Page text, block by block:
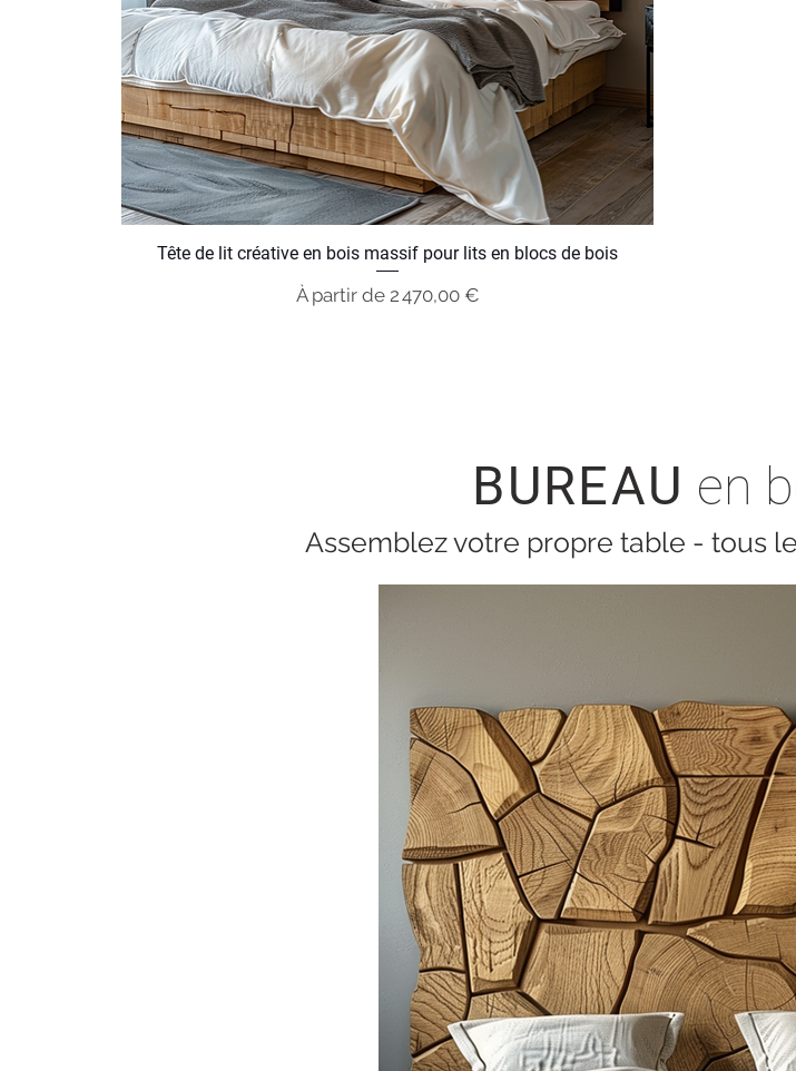
Tête de lit créative en bois massif pour lits en blocs de bois
À partir de 2 470,00 €
Prix promotionnel
BUREAU en
Assemblez votre propre table - tous